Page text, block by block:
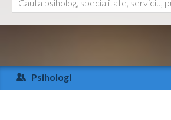
Arad
Arges
Ajutor
Psihologi